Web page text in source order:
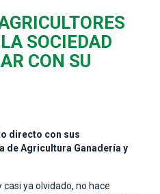
SOCIEDAD
CON SU
directo con sus
de Agricultura Ganadería y
ya olvidado, no hace